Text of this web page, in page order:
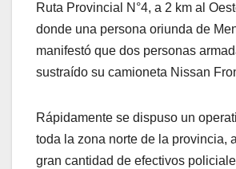
Ruta Provincial N°4, a 2 km al
donde una persona oriunda de
manifestó que dos personas
sustraído su camioneta Nissan
Rápidamente se dispuso un
toda la zona norte de la provincia,
gran cantidad de efectivos